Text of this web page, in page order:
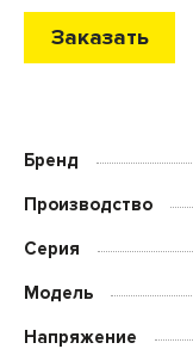
Заказать
Бренд
Производство
Серия
Модель
Напряжение